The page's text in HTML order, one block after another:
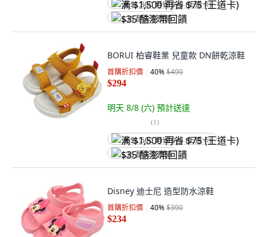
满 $1,500 再省 $75 (王道卡)
$35 酷澎幣回饋
BORUI 柏睿鞋業 兒童款 DN餅乾涼鞋
首購折扣價 40%$490
$294
明天 8/8 (六) 預計送達
(1)
满 $1,500 再省 $75 (王道卡)
$35 酷澎幣回饋
Disney 迪士尼 造型防水涼鞋
首購折扣價 40%$390
$234